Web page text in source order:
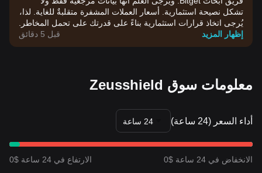
تشكل نصيحة استثمارية. أسعار العملات المشفرة متقلبةٌ للغاية. لذا،
يُرجى اتخاذ قرارات استثمارية بناءً على قدرتك على تحمل المخاطر.
إظهار المزيد
قبل 5 دقائق
معلومات سوق Zeusshield
أداء السعر (24 ساعة) 24 ساعة
الانخفاض في 24 ساعة $0 الارتفاع في 24 ساعة $0